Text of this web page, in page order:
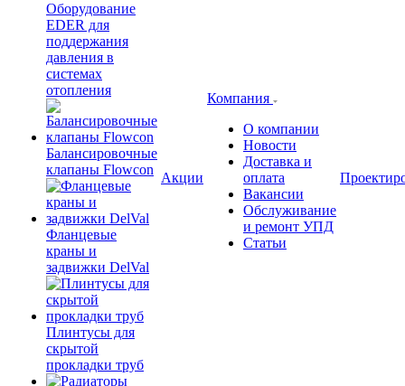
Оборудование
EDER для
поддержания
давления в
системах
отопления
Балансировочные
клапаны Flowcon
Фланцевые
краны и
задвижки DelVal
Плинтусы для
скрытой
прокладки труб
Акции
Компания
О компании
Новости
Доставка и
оплата
Вакансии
Обслуживание
и ремонт УПД
Статьи